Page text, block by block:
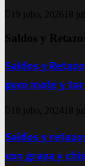
19 julio, 2026 18
Saldos y
Saldos y
puro mate y
18 julio, 2024 18
Saldos y
con grapa y